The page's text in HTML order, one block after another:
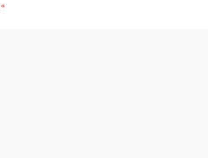
*